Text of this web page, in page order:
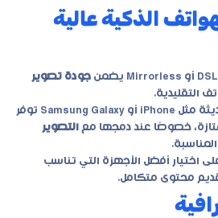
الذكية عالية
جودة تصوير
التقليدية.
الهواتف الذكية الحديثة مثل iPhone أو Samsung Galaxy توفر
خصوصًا عند دمجها مع التصوير
اختيار أفضل الأجهزة التي تناسب
محتوى متكامل.